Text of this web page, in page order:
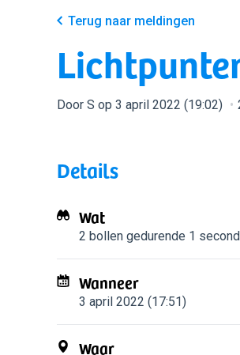
Terug naar meldingen
Door S op 3 april 2022 (19:02)
Details
Wat
2 bollen gedurende 1
Wanneer
3 april 2022 (17:51)
Waar